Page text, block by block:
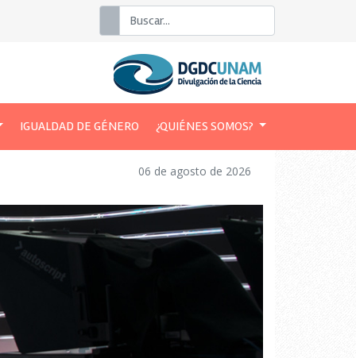
Buscar
IGUALDAD DE GÉNERO ¿QUIÉNES SOMOS?
06 de agosto de 2026